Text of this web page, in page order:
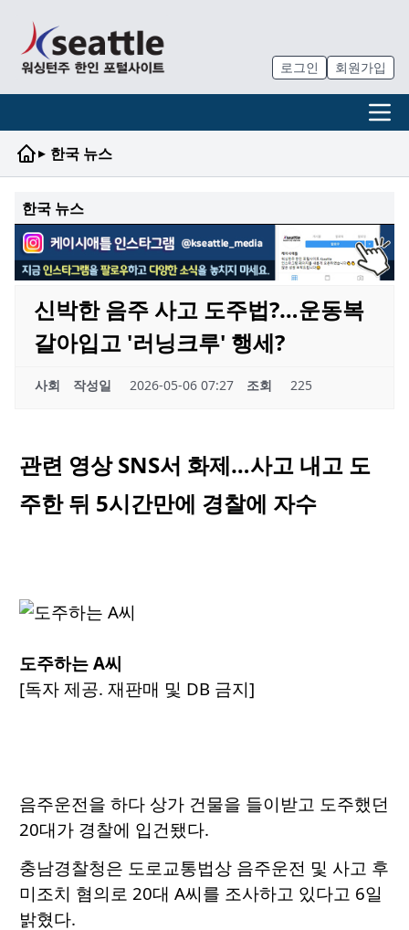
로그인 회원가입
▸ 한국 뉴스
한국 뉴스
신박한 음주 사고 도주법?…운동복
갈아입고 '러닝크루' 행세?
사회 작성일 2026-05-06 07:27 조회 225
관련 영상 SNS서 화제…사고 내고 도
주한 뒤 5시간만에 경찰에 자수
도주하는 A씨
[독자 제공. 재판매 및 DB 금지]
음주운전을 하다 상가 건물을 들이받고 도주했던
20대가 경찰에 입건됐다.
충남경찰청은 도로교통법상 음주운전 및 사고 후
미조치 혐의로 20대 A씨를 조사하고 있다고 6일
밝혔다.